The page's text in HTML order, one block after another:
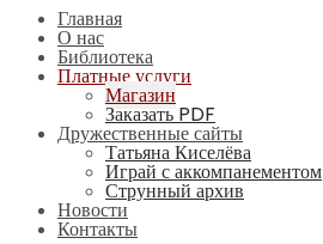
Главная
О нас
Библиотека
Платные услуги
Магазин
Заказать PDF
Дружественные сайты
Татьяна Киселёва
Играй с аккомпанементом
Струнный архив
Новости
Контакты